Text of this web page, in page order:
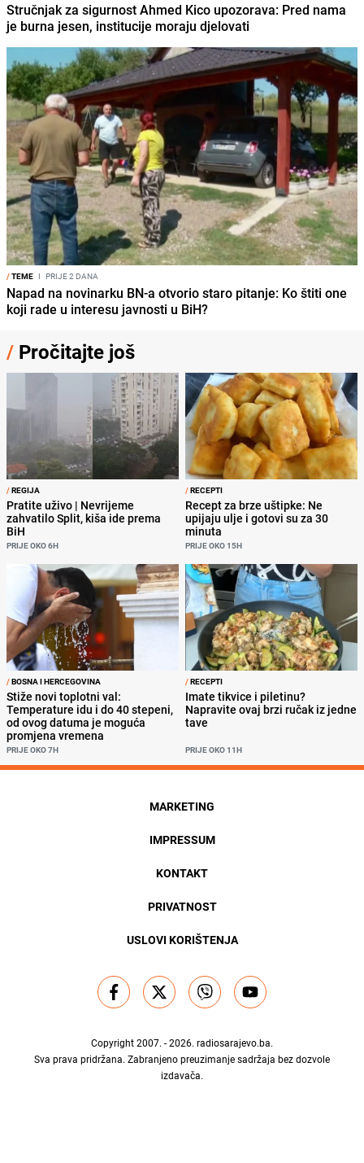
Stručnjak za sigurnost Ahmed Kico upozorava: Pred nama
je burna jesen, institucije moraju djelovati
/TEME I PRIJE 2 DANA
Napad na novinarku BN-a otvorio staro pitanje: Ko štiti one
koji rade u interesu javnosti u BiH?
/ Pročitajte još
/REGIJA
Pratite uživo | Nevrijeme
zahvatilo Split, kiša ide prema
BiH
PRIJE OKO 6H
/RECEPTI
Recept za brze uštipke: Ne
upijaju ulje i gotovi su za 30
minuta
PRIJE OKO 15H
/BOSNA I HERCEGOVINA
Stiže novi toplotni val:
Temperature idu i do 40 stepeni,
od ovog datuma je moguća
promjena vremena
PRIJE OKO 7H
/RECEPTI
Imate tikvice i piletinu?
Napravite ovaj brzi ručak iz jedne
tave
PRIJE OKO 11H
MARKETING
IMPRESSUM
KONTAKT
PRIVATNOST
USLOVI KORIŠTENJA
Copyright 2007. - 2026. radiosarajevo.ba.
Sva prava pridržana. Zabranjeno preuzimanje sadržaja bez dozvole
izdavača.